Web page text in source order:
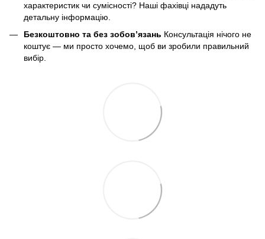
характеристик чи сумісності? Наші фахівці нададуть
детальну інформацію.
Безкоштовно та без зобов’язань Консультація нічого не
коштує — ми просто хочемо, щоб ви зробили правильний
вибір.